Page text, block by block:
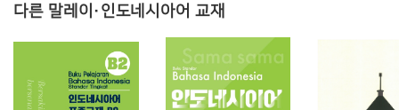
다른 말레이·인도네시아어 교재